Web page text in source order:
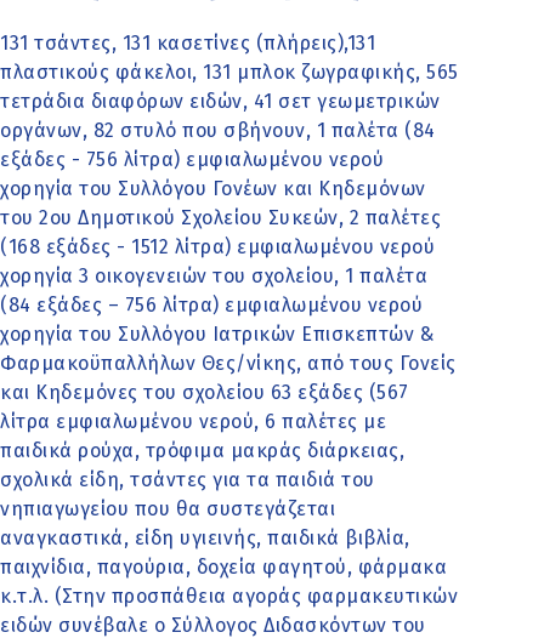
131 τσάντες, 131 κασετίνες (πλήρεις),131
πλαστικούς φάκελοι, 131 μπλοκ ζωγραφικής, 565
τετράδια διαφόρων ειδών, 41 σετ γεωμετρικών
οργάνων, 82 στυλό που σβήνουν, 1 παλέτα (84
εξάδες - 756 λίτρα) εμφιαλωμένου νερού
χορηγία του Συλλόγου Γονέων και Κηδεμόνων
του 2ου Δημοτικού Σχολείου Συκεών, 2 παλέτες
(168 εξάδες - 1512 λίτρα) εμφιαλωμένου νερού
χορηγία 3 οικογενειών του σχολείου, 1 παλέτα
(84 εξάδες – 756 λίτρα) εμφιαλωμένου νερού
χορηγία του Συλλόγου Ιατρικών Επισκεπτών &
Φαρμακοϋπαλλήλων Θες/νίκης, από τους Γονείς
και Κηδεμόνες του σχολείου 63 εξάδες (567
λίτρα εμφιαλωμένου νερού, 6 παλέτες με
παιδικά ρούχα, τρόφιμα μακράς διάρκειας,
σχολικά είδη, τσάντες για τα παιδιά του
νηπιαγωγείου που θα συστεγάζεται
αναγκαστικά, είδη υγιεινής, παιδικά βιβλία,
παιχνίδια, παγούρια, δοχεία φαγητού, φάρμακα
κ.τ.λ. (Στην προσπάθεια αγοράς φαρμακευτικών
ειδών συνέβαλε ο Σύλλογος Διδασκόντων του